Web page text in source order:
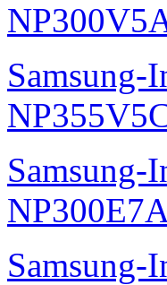
Samsung-
Samsung-
Samsung-